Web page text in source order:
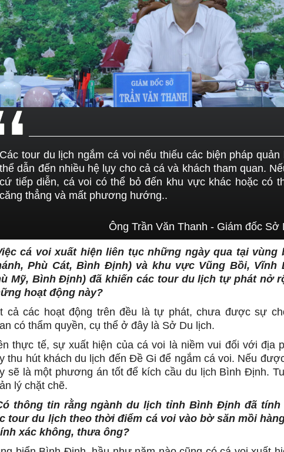
Các tour du lịch ngắm cá voi nếu thiếu các biện pháp
thể dẫn đến nhiều hệ lụy cho cả cá và khách tham quan.
cứ tiếp diễn, cá voi có thể bỏ đến khu vực khác hoặc có
căng thẳng và mất phương hướng..
Ông Trần Văn Thanh - Giám đốc
cá voi xuất hiện liên tục những ngày qua tại vùng
Phù Cát, Bình Định) và khu vực Vũng Bồi, Vĩnh
Mỹ, Bình Định) đã khiến các tour du lịch tự phát nở
hoạt động này?
cả các hoạt động trên đều là tự phát, chưa được sự
có thẩm quyền, cụ thể ở đây là Sở Du lịch.
thực tế, sự xuất hiện của cá voi là niềm vui đối với địa
thu hút khách du lịch đến Đề Gi để ngắm cá voi. Nếu
sẽ là một phương án tốt để kích cầu du lịch Bình Định.
lý chặt chẽ.
thông tin rằng ngành du lịch tỉnh Bình Định đã
tour du lịch theo thời điểm cá voi vào bờ săn mồi
xác không, thưa ông?